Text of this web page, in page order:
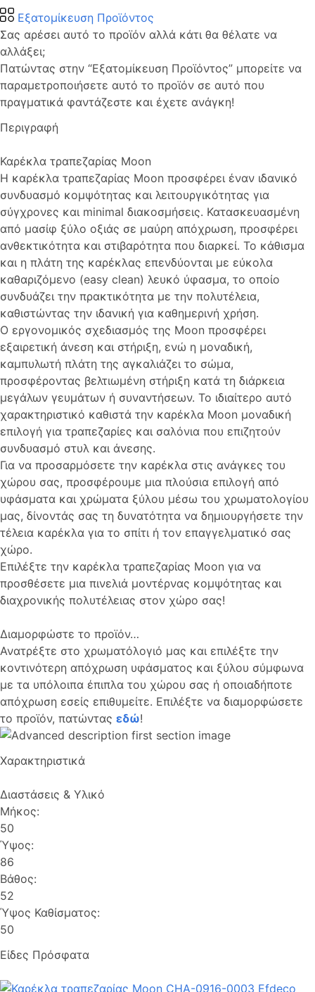
Εξατομίκευση Προϊόντος
Σας αρέσει αυτό το προϊόν αλλά κάτι θα θέλατε να
αλλάξει;
Πατώντας στην “Εξατομίκευση Προϊόντος” μπορείτε να
παραμετροποιήσετε αυτό το προϊόν σε αυτό που
πραγματικά φαντάζεστε και έχετε ανάγκη!
Περιγραφή
Καρέκλα τραπεζαρίας Moon
Η καρέκλα τραπεζαρίας Moon προσφέρει έναν ιδανικό
συνδυασμό κομψότητας και λειτουργικότητας για
σύγχρονες και minimal διακοσμήσεις. Κατασκευασμένη
από μασίφ ξύλο οξιάς σε μαύρη απόχρωση, προσφέρει
ανθεκτικότητα και στιβαρότητα που διαρκεί. Το κάθισμα
και η πλάτη της καρέκλας επενδύονται με εύκολα
καθαριζόμενο (easy clean) λευκό ύφασμα, το οποίο
συνδυάζει την πρακτικότητα με την πολυτέλεια,
καθιστώντας την ιδανική για καθημερινή χρήση.
Ο εργονομικός σχεδιασμός της Moon προσφέρει
εξαιρετική άνεση και στήριξη, ενώ η μοναδική,
καμπυλωτή πλάτη της αγκαλιάζει το σώμα,
προσφέροντας βελτιωμένη στήριξη κατά τη διάρκεια
μεγάλων γευμάτων ή συναντήσεων. Το ιδιαίτερο αυτό
χαρακτηριστικό καθιστά την καρέκλα Moon μοναδική
επιλογή για τραπεζαρίες και σαλόνια που επιζητούν
συνδυασμό στυλ και άνεσης.
Για να προσαρμόσετε την καρέκλα στις ανάγκες του
χώρου σας, προσφέρουμε μια πλούσια επιλογή από
υφάσματα και χρώματα ξύλου μέσω του χρωματολογίου
μας, δίνοντάς σας τη δυνατότητα να δημιουργήσετε την
τέλεια καρέκλα για το σπίτι ή τον επαγγελματικό σας
χώρο.
Επιλέξτε την καρέκλα τραπεζαρίας Moon για να
προσθέσετε μια πινελιά μοντέρνας κομψότητας και
διαχρονικής πολυτέλειας στον χώρο σας!
Διαμορφώστε το προϊόν…
Ανατρέξτε στο χρωματόλογιό μας και επιλέξτε την
κοντινότερη απόχρωση υφάσματος και ξύλου σύμφωνα
με τα υπόλοιπα έπιπλα του χώρου σας ή οποιαδήποτε
απόχρωση εσείς επιθυμείτε. Επιλέξτε να διαμορφώσετε
το προϊόν, πατώντας εδώ!
Χαρακτηριστικά
Διαστάσεις & Υλικό
Μήκος:
50
Ύψος:
86
Βάθος:
52
Ύψος Καθίσματος:
50
Είδες Πρόσφατα